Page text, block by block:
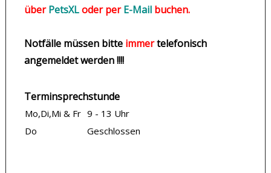
über PetsXLoder perE-Mailbuchen.
Notfälle müssen bitte immertelefonisch
angemeldet werden !!!!
Terminsprechstunde
Mo,Di,Mi & Fr 9 - 13 Uhr
Do
Geschlossen